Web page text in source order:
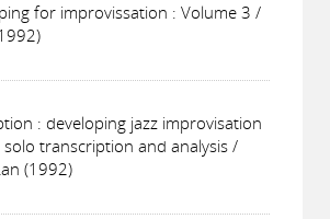
for improvissation : Volume 3 /
: developing jazz improvisation
transcription and analysis /
(1992)